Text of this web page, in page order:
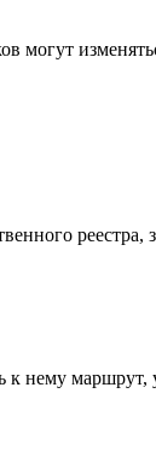
могут
маршрут,